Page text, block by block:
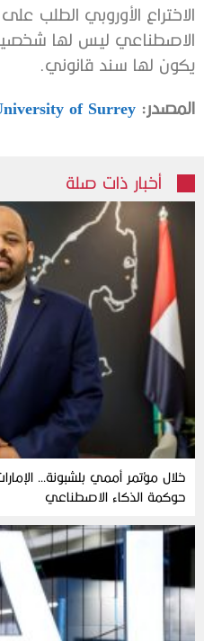
الاختراع الأوروبي الطلب
الاصطناعي ليس لها شخصية
يكون لها سند قانوني.
المصدر: of Surrey
أخبار ذات صلة
خلال مؤتمر أممي بلشبونة…
حوكمة الذكاء الاصطناعي